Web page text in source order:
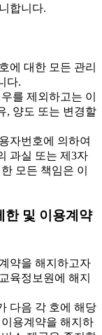
합니다.
에 대한 모든 관리
다.
를 제외하고는 이
, 양도 또는 변경할
자번호에 의하여
과실 또는 제3자
모든 책임은 이
한 및 이용계약
약을 해지하고자
육정보원에 해지
다음 각 호에 해당
용계약을 해지하